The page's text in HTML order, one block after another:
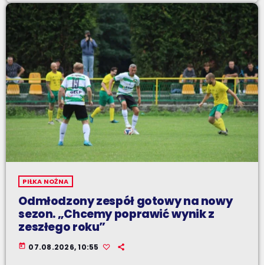
PIŁKA NOŻNA
Odmłodzony zespół gotowy na nowy
sezon. „Chcemy poprawić wynik z
zeszłego roku”
today 07.08.2026, 10:55